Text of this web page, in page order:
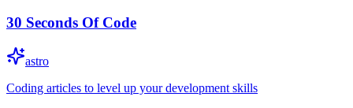
30 Seconds Of Code
astro
Coding articles to level up your development skills